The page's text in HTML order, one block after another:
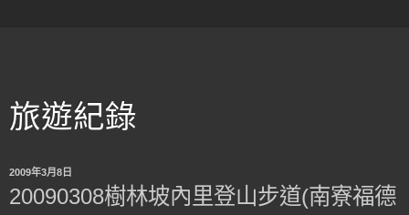
旅遊紀錄
2009年3月8日
20090308樹林坡內里登山步道(南寮福德